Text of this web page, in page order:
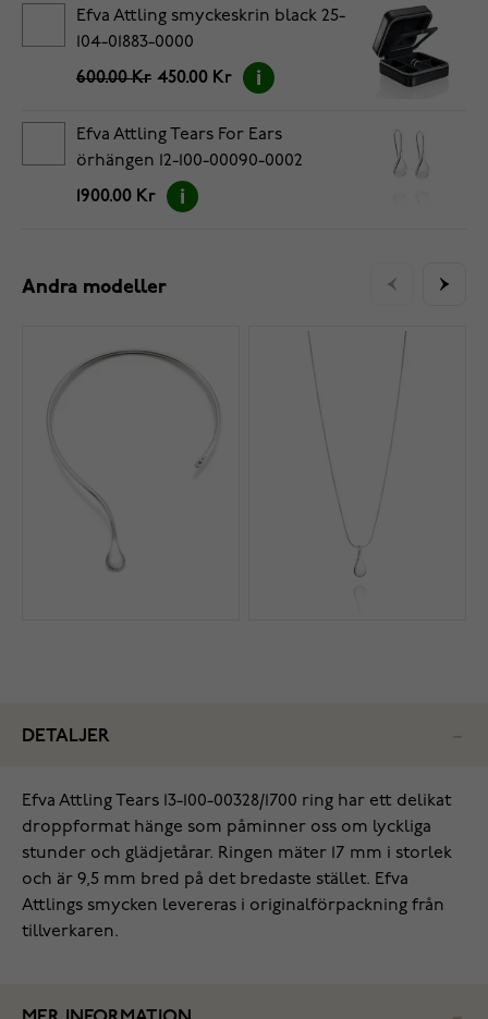
Efva Attling smyckeskrin black 25-
104-01883-0000
600.00 Kr 450.00 Kr
Efva Attling Tears For Ears
örhängen 12-100-00090-0002
1900.00 Kr
Andra modeller
DETALJER
Efva Attling Tears 13-100-00328/1700 ring har ett delikat
droppformat hänge som påminner oss om lyckliga
stunder och glädjetårar. Ringen mäter 17 mm i storlek
och är 9,5 mm bred på det bredaste stället. Efva
Attlings smycken levereras i originalförpackning från
tillverkaren.